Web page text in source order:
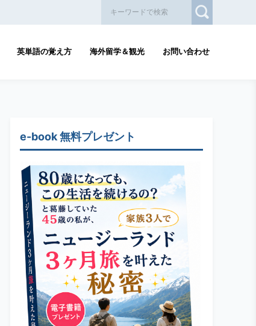
英単語の覚え方 海外留学＆観光 お問い合わせ
e-book 無料プレゼント